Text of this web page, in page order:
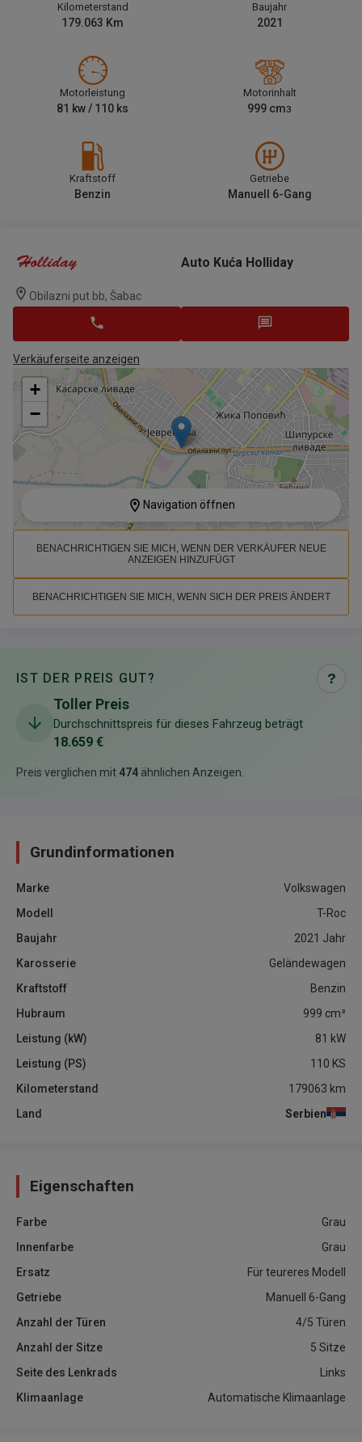
Kilometerstand
179.063 Km
Baujahr
2021
Motorleistung
81 kw / 110 ks
Motorinhalt
999 cm3
Kraftstoff
Benzin
Getriebe
Manuell 6-Gang
Auto Kuća Holliday
Obilazni put bb, Šabac
Verkäuferseite anzeigen
+
−
Navigation öffnen
BENACHRICHTIGEN SIE MICH, WENN DER VERKÄUFER NEUE
ANZEIGEN HINZUFÜGT
BENACHRICHTIGEN SIE MICH, WENN SICH DER PREIS ÄNDERT
IST DER PREIS GUT? ?
Toller Preis
Durchschnittspreis für dieses Fahrzeug beträgt
18.659 €
Preis verglichen mit 474 ähnlichen Anzeigen
Grundinformationen
Marke
Volkswagen
Modell
T-Roc
Baujahr
2021 Jahr
Karosserie
Geländewagen
Kraftstoff
Benzin
Hubraum
999 cm³
Leistung (kW)
81 kW
Leistung (PS)
110 KS
Kilometerstand
179063 km
Land
Serbien
Eigenschaften
Farbe
Grau
Innenfarbe
Grau
Ersatz
Für teureres Modell
Getriebe
Manuell 6-Gang
Anzahl der Türen
4/5 Türen
Anzahl der Sitze
5 Sitze
Seite des Lenkrads
Links
Klimaanlage
Automatische Klimaanlage